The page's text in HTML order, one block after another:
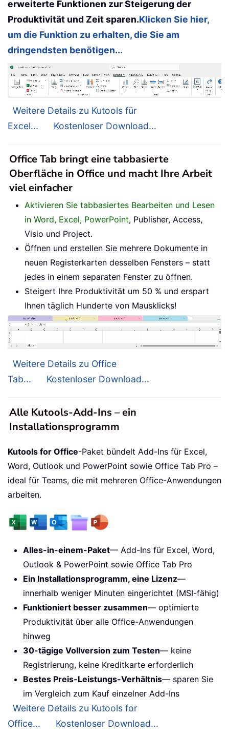
erweiterte Funktionen zur Steigerung der
Produktivität und Zeit sparen.Klicken Sie hier,
um die Funktion zu erhalten, die Sie am
dringendsten benötigen...
Weitere Details zu Kutools für
Excel...
Kostenloser Download...
Office Tab bringt eine tabbasierte
Oberfläche in Office und macht Ihre Arbeit
viel einfacher
Aktivieren Sie tabbasiertes Bearbeiten und Lesen
in Word, Excel, PowerPoint, Publisher, Access,
Visio und Project.
Öffnen und erstellen Sie mehrere Dokumente in
neuen Registerkarten desselben Fensters – statt
jedes in einem separaten Fenster zu öffnen.
Steigert Ihre Produktivität um 50 % und erspart
Ihnen täglich Hunderte von Mausklicks!
Weitere Details zu Office
Tab...
Kostenloser Download...
Alle Kutools-Add-Ins – ein
Installationsprogramm
Kutools for Office-Paket bündelt Add-Ins für Excel,
Word, Outlook und PowerPoint sowie Office Tab Pro –
ideal für Teams, die mit mehreren Office-Anwendungen
arbeiten.
Alles-in-einem-Paket— Add-Ins für Excel, Word,
Outlook & PowerPoint sowie Office Tab Pro
Ein Installationsprogramm, eine Lizenz—
innerhalb weniger Minuten eingerichtet (MSI-fähig)
Funktioniert besser zusammen— optimierte
Produktivität über alle Office-Anwendungen
hinweg
30-tägige Vollversion zum Testen— keine
Registrierung, keine Kreditkarte erforderlich
Bestes Preis-Leistungs-Verhältnis— sparen Sie
im Vergleich zum Kauf einzelner Add-Ins
Weitere Details zu Kutools for
Office...
Kostenloser Download...